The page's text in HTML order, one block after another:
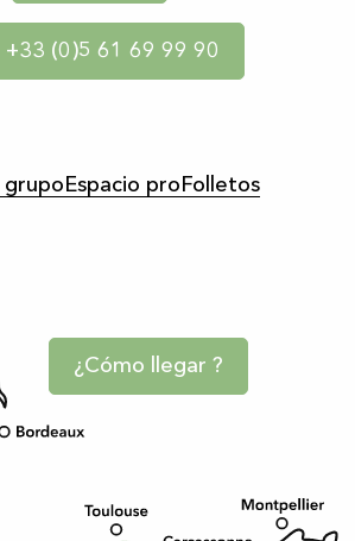
+33 (0)5 61 69 99 90
Espacio pro Folletos
¿Cómo llegar ?